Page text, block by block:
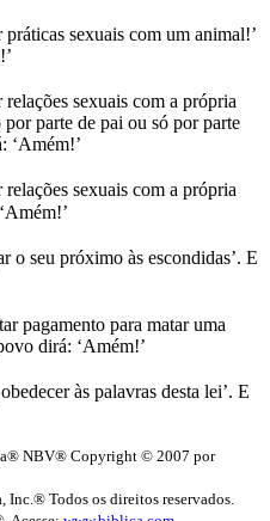
sexuais com um animal!’
sexuais com a própria
parte de pai ou só por parte
‘Amém!’
sexuais com a própria
o seu próximo às escondidas’. E
pagamento para matar uma
dirá: ‘Amém!’
às palavras desta lei’. E
NBV® Copyright © 2007 por
Inc.® Todos os direitos reservados.